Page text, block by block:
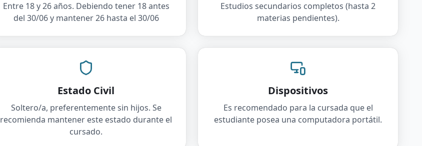
Entre 18 y 26 años. Debiendo tener 18 antes
del 30/06 y mantener 26 hasta el 30/06
Estudios secundarios completos (hasta 2
materias pendientes).
Estado Civil
Soltero/a, preferentemente sin hijos. Se
recomienda mantener este estado durante el
cursado.
Dispositivos
Es recomendado para la cursada que el
estudiante posea una computadora portátil.